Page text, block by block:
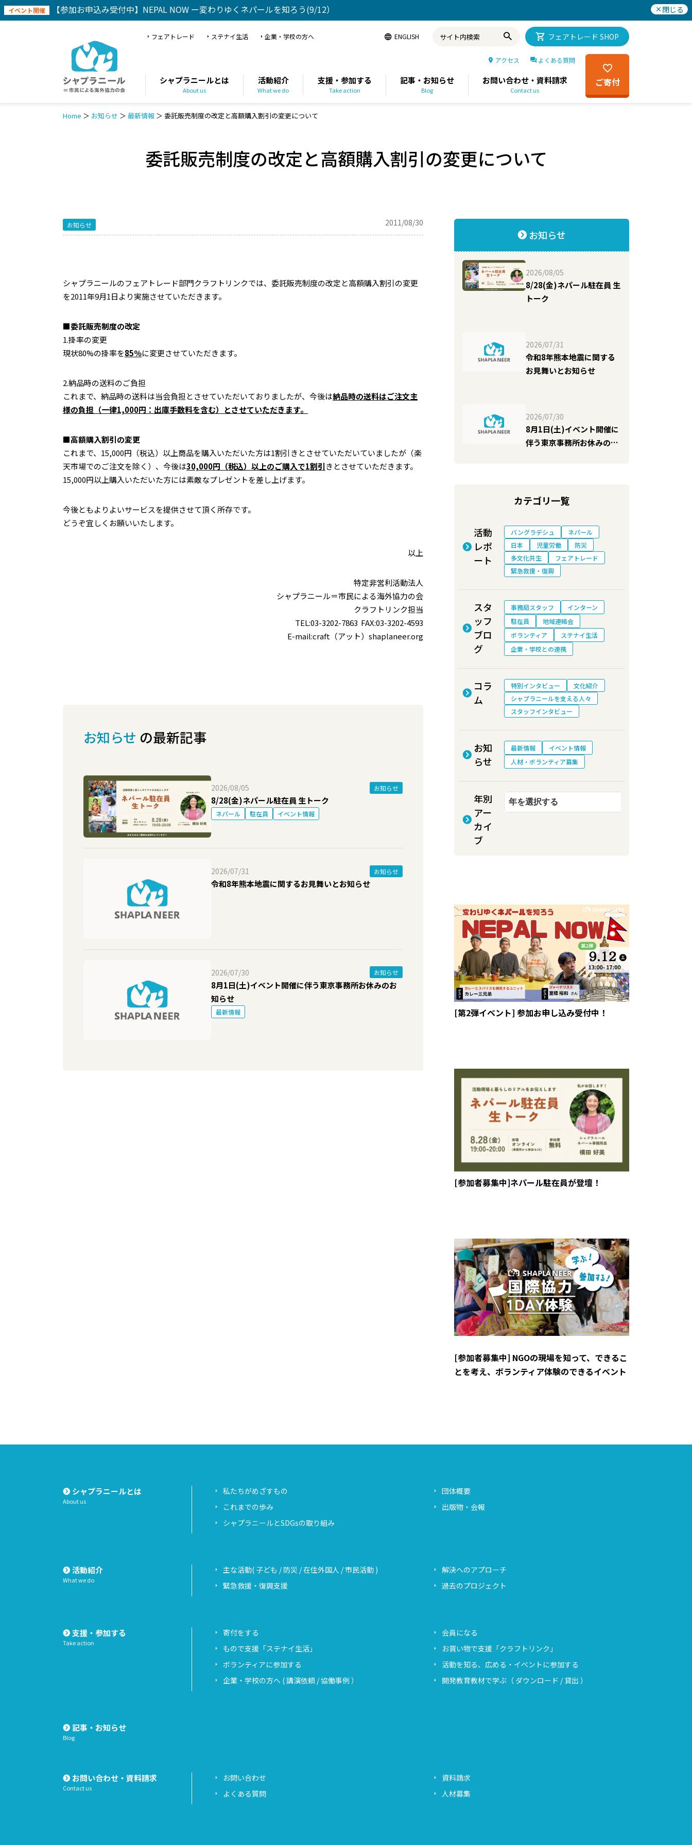
イベント開催 【参加お申込み受付中】NEPAL NOW ー変わりゆくネパールを知ろう(9/12） 閉じる
アクセス よくある質問
シャプラニールとは
About us
活動紹介
What we do
支援・参加する
Take action
記事・お知らせ
Blog
お問い合わせ・資料請求
Contact us
ご寄付
ENGLISH フェアトレード SHOP
フェアトレード ステナイ生活 企業・学校の方へ
Home ＞ お知らせ ＞ 最新情報 ＞ 委託販売制度の改定と高額購入割引の変更について
委託販売制度の改定と高額購入割引の変更について
お知らせ 2011/08/30
シャプラニールのフェアトレード部門クラフトリンクでは、委託販売制度の改定と高額購入割引の変更
を2011年9月1日より実施させていただきます。
■委託販売制度の改定
1.掛率の変更
現状80%の掛率を85％に変更させていただきます。
2.納品時の送料のご負担
これまで、納品時の送料は当会負担とさせていただいておりましたが、今後は納品時の送料はご注文主
様の負担（一律1,000円：出庫手数料を含む）とさせていただきます。
■高額購入割引の変更
これまで、15,000円（税込）以上商品を購入いただいた方は1割引きとさせていただいていましたが（楽
天市場でのご注文を除く）、今後は30,000円（税込）以上のご購入で1割引きとさせていただきます。
15,000円以上購入いただいた方には素敵なプレゼントを差し上げます。
今後ともよりよいサービスを提供させて頂く所存です。
どうぞ宜しくお願いいたします。
以上
特定非営利活動法人
シャプラニール＝市民による海外協力の会
クラフトリンク担当
TEL:03-3202-7863 FAX:03-3202-4593
E-mail:craft（アット）shaplaneer.org
お知らせ の最新記事
2026/08/05 お知らせ
8/28(金)ネパール駐在員 生トーク
ネパール 駐在員 イベント情報
2026/07/31 お知らせ
令和8年熊本地震に関するお見舞いとお知らせ
2026/07/30 お知らせ
8月1日(土)イベント開催に伴う東京事務所お休みのお
知らせ
最新情報
お知らせ
2026/08/05
8/28(金)ネパール駐在員 生
トーク
2026/07/31
令和8年熊本地震に関する
お見舞いとお知らせ
2026/07/30
8月1日(土)イベント開催に
伴う東京事務所お休みのお
カテゴリ一覧
活動
レポ
ート
バングラデシュ
ネパール
日本
児童労働
防災
多文化共生
フェアトレード
緊急救援・復興
スタ
ッフ
ブロ
グ
事務局スタッフ
インターン
駐在員
地域連絡会
ボランティア
ステナイ生活
企業・学校との連携
コラ
ム
特別インタビュー
文化紹介
シャプラニールを支える人々
スタッフインタビュー
お知
らせ
最新情報
イベント情報
人材・ボランティア募集
年別
アー
カイ
ブ
[第2弾イベント] 参加お申し込み受付中！
[参加者募集中]ネパール駐在員が登壇！
[参加者募集中] NGOの現場を知って、できるこ
とを考え、ボランティア体験のできるイベント
シャプラニールとは
About us
私たちがめざすもの
団体概要
これまでの歩み
出版物・会報
シャプラニールとSDGsの取り組み
活動紹介
What we do
主な活動( 子ども / 防災 / 在住外国人 / 市民活動 )
解決へのアプローチ
緊急救援・復興支援
過去のプロジェクト
支援・参加する
Take action
寄付をする
会員になる
もので支援「ステナイ生活」
お買い物で支援「クラフトリンク」
ボランティアに参加する
活動を知る、広める・イベントに参加する
企業・学校の方へ ( 講演依頼 / 協働事例 ）
開発教育教材で学ぶ（ ダウンロード / 貸出 ）
記事・お知らせ
Blog
お問い合わせ・資料請求
Contact us
お問い合わせ
資料請求
よくある質問
人材募集